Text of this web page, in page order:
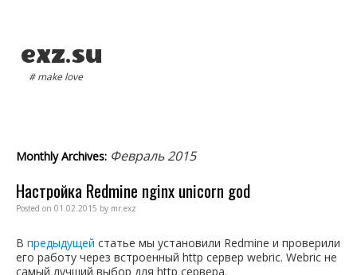
exz.su
# make love
Main menu
Monthly Archives: Февраль 2015
Настройка Redmine nginx unicorn god
Posted on 01.02.2015 by mr.exz
В предыдущей статье мы установили Redmine и проверили
его работу через встроенный http сервер webric. Webric не
самый лучший выбор для http сервера.